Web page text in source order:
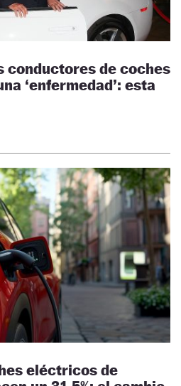
conductores de coches
‘enfermedad’: esta
eléctricos de